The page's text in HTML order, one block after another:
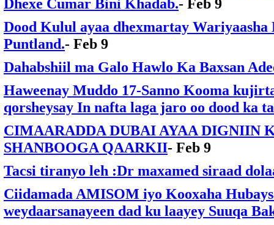
Dhexe Cumar Bini Khadab.- Feb 9
Dood Kulul ayaa dhexmartay Wariyaasha
Puntland.- Feb 9
Dahabshiil ma Galo Hawlo Ka Baxsan
Haweenay Muddo 17-Sanno Kooma
qorsheysay In nafta laga jaro oo dood ka
CIMAARADDA DUBAI AYAA DIGNIIN
SHANBOOGA QAARKII- Feb 9
Tacsi tiranyo leh :Dr maxamed siraad
Ciidamada AMISOM iyo Kooxaha
weydaarsanayeen dad ku laayey Suuqa